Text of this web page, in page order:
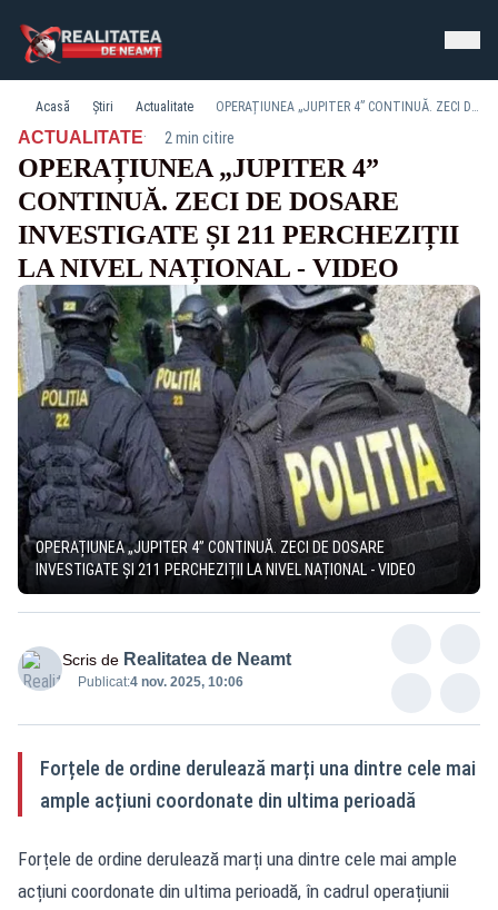
Acasă Știri Actualitate OPERAȚIUNEA „JUPITER 4” CONTINUĂ. ZECI DE DOSARE INVESTIGATE ȘI 211 PERCHEZIȚII LA NIVEL NAȚIONAL - VIDEO
ACTUALITATE· 2 min citire
OPERAȚIUNEA „JUPITER 4”
CONTINUĂ. ZECI DE DOSARE
INVESTIGATE ȘI 211 PERCHEZIȚII
LA NIVEL NAȚIONAL - VIDEO
OPERAȚIUNEA „JUPITER 4” CONTINUĂ. ZECI DE DOSARE
INVESTIGATE ȘI 211 PERCHEZIȚII LA NIVEL NAȚIONAL - VIDEO
Scris de Realitatea de Neamt
Publicat:4 nov. 2025, 10:06
Forțele de ordine derulează marți una dintre cele mai
ample acțiuni coordonate din ultima perioadă
Forțele de ordine derulează marți una dintre cele mai ample
acțiuni coordonate din ultima perioadă, în cadrul operațiunii